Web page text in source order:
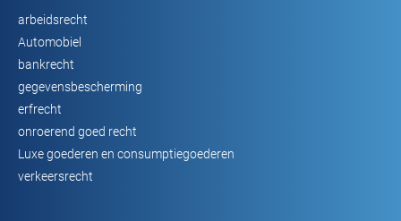
arbeidsrecht
Automobiel
bankrecht
gegevensbescherming
erfrecht
onroerend goed recht
Luxe goederen en consumptiegoederen
verkeersrecht